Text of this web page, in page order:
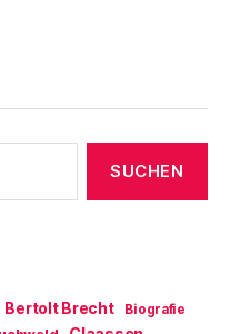
Bertolt Brecht Biografie